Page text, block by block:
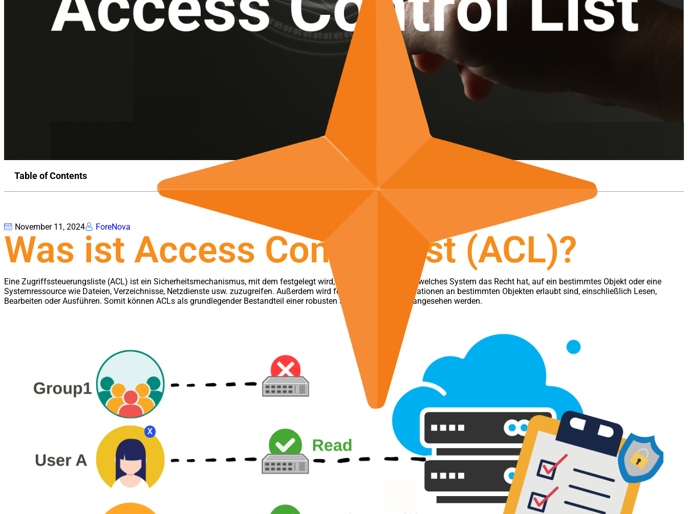
X
Table of Contents
November 11, 2024 ForeNova
Was ist Access Control List (ACL)?
Eine Zugriffssteuerungsliste (ACL) ist ein Sicherheitsmechanismus, mit dem festgelegt wird, welcher Benutzer oder welches System das Recht hat, auf ein bestimmtes Objekt oder eine
Systemressource wie Dateien, Verzeichnisse, Netzdienste usw. zuzugreifen. Außerdem wird festgelegt, welche Operationen an bestimmten Objekten erlaubt sind, einschließlich Lesen,
Bearbeiten oder Ausführen. Somit können ACLs als grundlegender Bestandteil einer robusten Sicherheitsstrategie angesehen werden.